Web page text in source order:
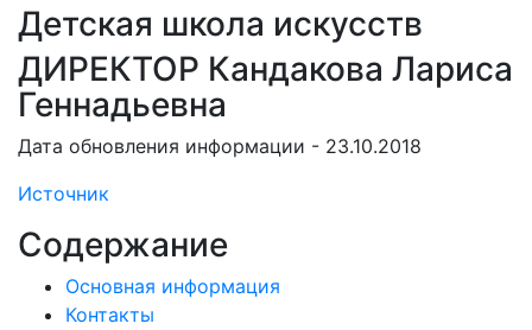
Детская школа искусств
ДИРЕКТОР Кандакова Лариса
Геннадьевна
Дата обновления информации - 23.10.2018
Источник
Содержание
Основная информация
Контакты